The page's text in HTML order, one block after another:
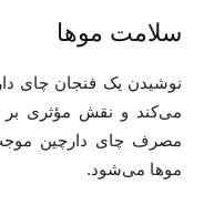
سلامت موها
نوشیدن یک فنجان چای
می‌کند و نقش مؤثری بر
مصرف چای دارچین
موها می‌شود.